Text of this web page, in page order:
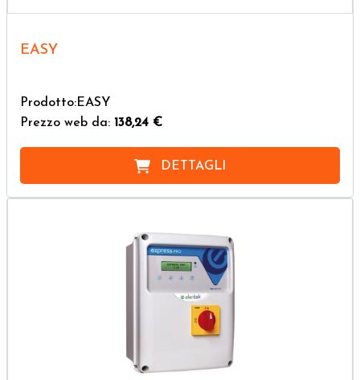
EASY
Prodotto:EASY
Prezzo web da: 138,24 €
DETTAGLI